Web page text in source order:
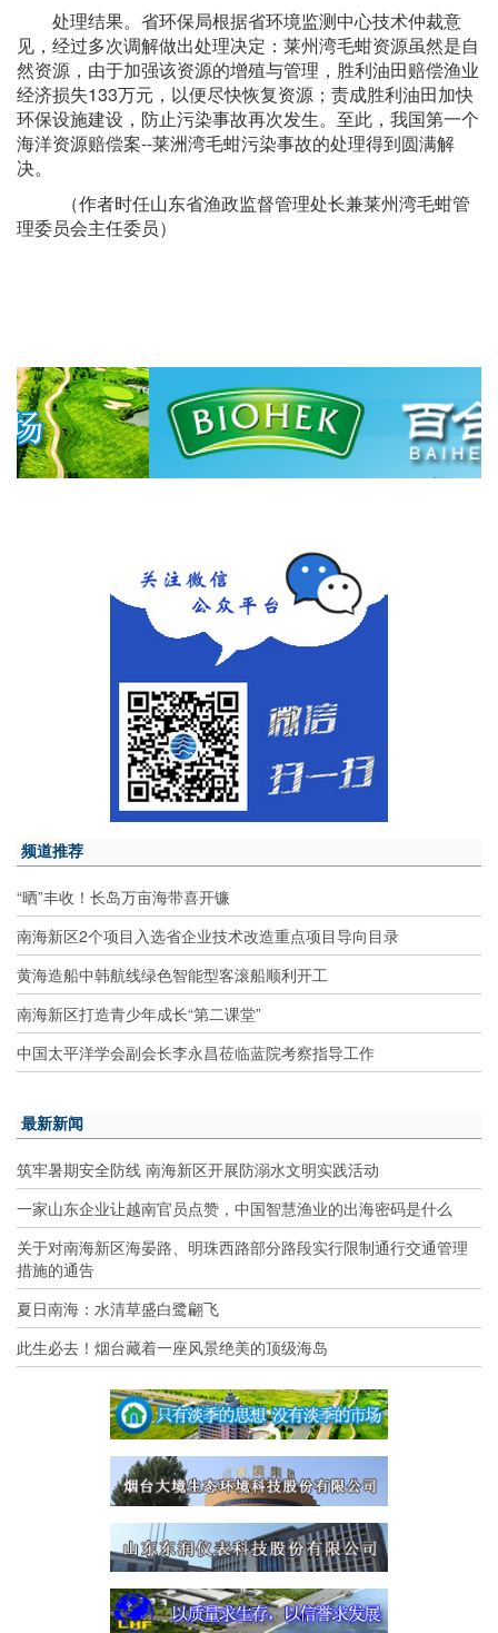
处理结果。省环保局根据省环境监测中心技术仲裁意
见，经过多次调解做出处理决定：莱州湾毛蚶资源虽然是自
然资源，由于加强该资源的增殖与管理，胜利油田赔偿渔业
经济损失133万元，以便尽快恢复资源；责成胜利油田加快
环保设施建设，防止污染事故再次发生。至此，我国第一个
海洋资源赔偿案--莱洲湾毛蚶污染事故的处理得到圆满解
决。
（作者时任山东省渔政监督管理处长兼莱州湾毛蚶管
理委员会主任委员）
频道推荐
“晒”丰收！长岛万亩海带喜开镰
南海新区2个项目入选省企业技术改造重点项目导向目录
黄海造船中韩航线绿色智能型客滚船顺利开工
南海新区打造青少年成长“第二课堂”
中国太平洋学会副会长李永昌莅临蓝院考察指导工作
最新新闻
筑牢暑期安全防线 南海新区开展防溺水文明实践活动
一家山东企业让越南官员点赞，中国智慧渔业的出海密码是什么
关于对南海新区海晏路、明珠西路部分路段实行限制通行交通管理
措施的通告
夏日南海：水清草盛白鹭翩飞
此生必去！烟台藏着一座风景绝美的顶级海岛